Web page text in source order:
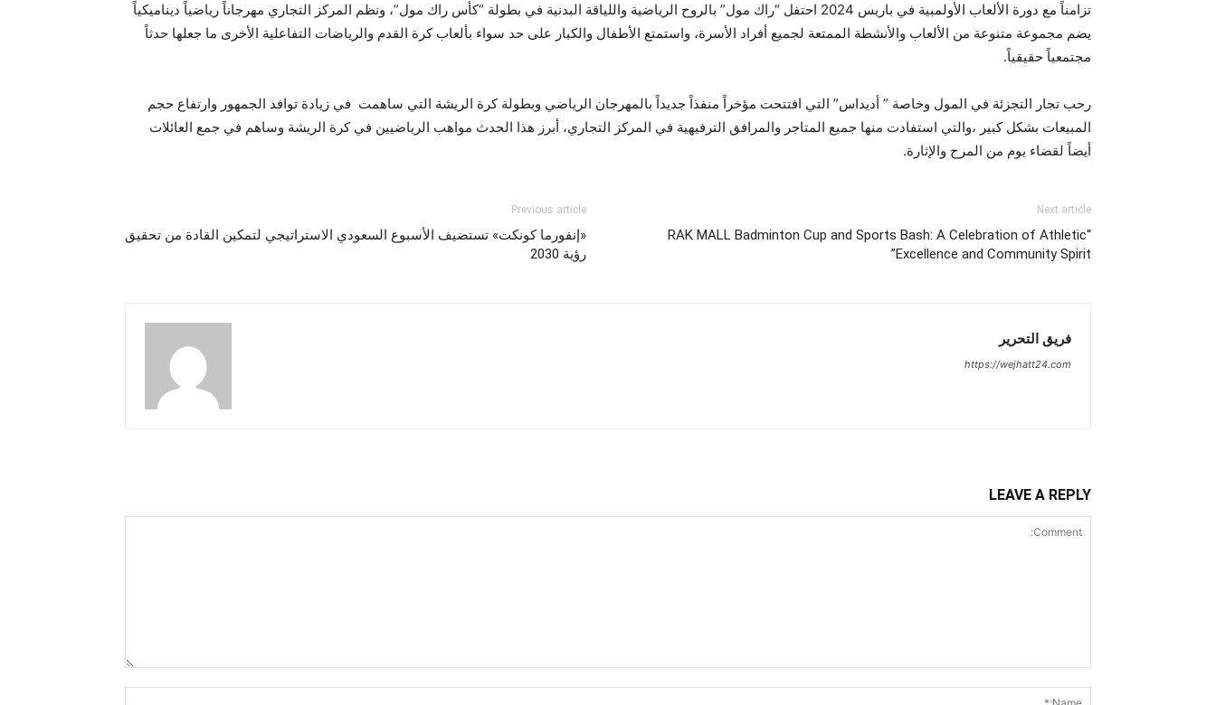
تزامناً مع دورة الألعاب الأولمبية في باريس 2024 احتفل “راك مول” بالروح الرياضية واللياقة البدنية في بطولة “كأس راك مول”، ونظم المركز التجاري مهرجاناً رياضياً ديناميكياً
يضم مجموعة متنوعة من الألعاب والأنشطة الممتعة لجميع أفراد الأسرة، واستمتع الأطفال والكبار على حد سواء بألعاب كرة القدم والرياضات التفاعلية الأخرى ما جعلها حدثاً
مجتمعياً حقيقياً.
رحب تجار التجزئة في المول وخاصة ” أديداس” التي افتتحت مؤخراً منفذاً جديداً بالمهرجان الرياضي وبطولة كرة الريشة التي ساهمت في زيادة توافد الجمهور وارتفاع حجم
المبيعات بشكل كبير ،والتي استفادت منها جميع المتاجر والمرافق الترفيهية في المركز التجاري، أبرز هذا الحدث مواهب الرياضيين في كرة الريشة وساهم في جمع العائلات
أيضاً لقضاء يوم من المرح والإثارة.
Previous article
«إنفورما كونكت» تستضيف الأسبوع السعودي الاستراتيجي لتمكين القادة من تحقيق
رؤية 2030
Next article
“RAK MALL Badminton Cup and Sports Bash: A Celebration of Athletic
Excellence and Community Spirit”
فريق التحرير
https://wejhatt24.com
LEAVE A REPLY